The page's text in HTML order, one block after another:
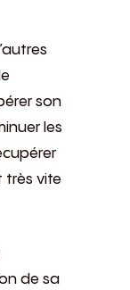
son
les
très vite
de sa